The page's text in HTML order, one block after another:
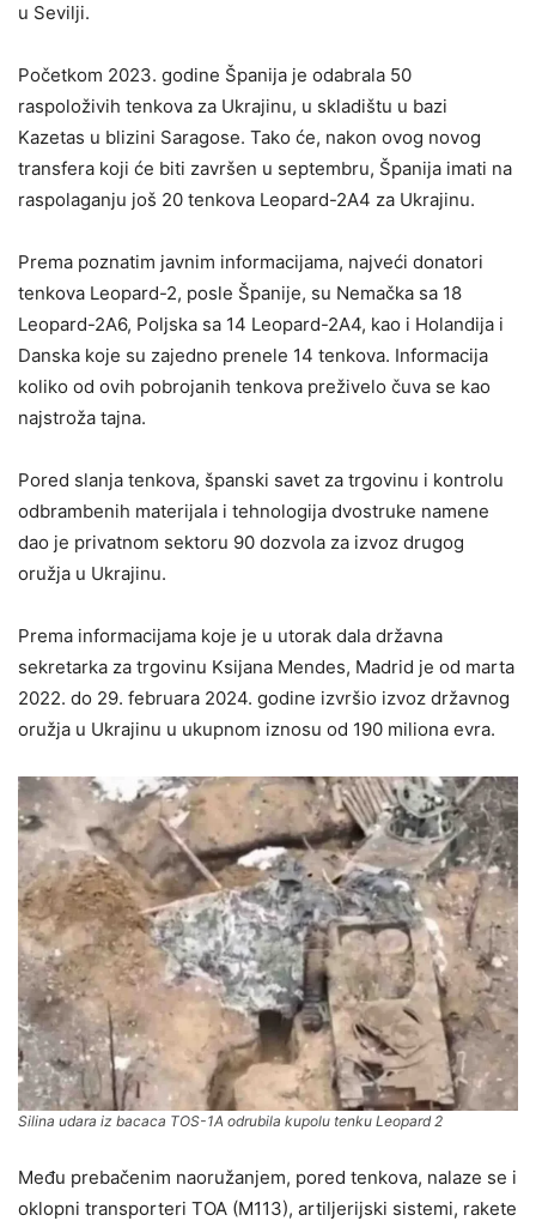
u Sevilji.
Početkom 2023. godine Španija je odabrala 50
raspoloživih tenkova za Ukrajinu, u skladištu u bazi
Kazetas u blizini Saragose. Tako će, nakon ovog novog
transfera koji će biti završen u septembru, Španija imati na
raspolaganju još 20 tenkova Leopard-2A4 za Ukrajinu.
Prema poznatim javnim informacijama, najveći donatori
tenkova Leopard-2, posle Španije, su Nemačka sa 18
Leopard-2A6, Poljska sa 14 Leopard-2A4, kao i Holandija i
Danska koje su zajedno prenele 14 tenkova. Informacija
koliko od ovih pobrojanih tenkova preživelo čuva se kao
najstroža tajna.
Pored slanja tenkova, španski savet za trgovinu i kontrolu
odbrambenih materijala i tehnologija dvostruke namene
dao je privatnom sektoru 90 dozvola za izvoz drugog
oružja u Ukrajinu.
Prema informacijama koje je u utorak dala državna
sekretarka za trgovinu Ksijana Mendes, Madrid je od marta
2022. do 29. februara 2024. godine izvršio izvoz državnog
oružja u Ukrajinu u ukupnom iznosu od 190 miliona evra.
Silina udara iz bacaca TOS-1A odrubila kupolu tenku Leopard 2
Među prebačenim naoružanjem, pored tenkova, nalaze se i
oklopni transporteri TOA (M113), artiljerijski sistemi, rakete